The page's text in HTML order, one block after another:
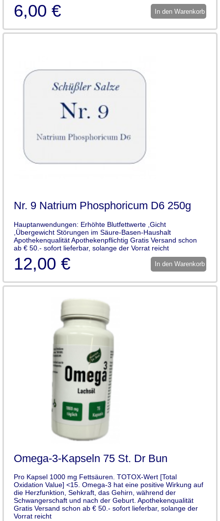
6,00 € In den Warenkorb
Nr. 9 Natrium Phosphoricum D6 250g
Hauptanwendungen: Erhöhte Blutfettwerte ,Gicht
,Übergewicht Störungen im Säure-Basen-Haushalt
Apothekenqualität Apothekenpflichtig Gratis Versand schon
ab € 50.- sofort lieferbar, solange der Vorrat reicht
12,00 € In den Warenkorb
Omega-3-Kapseln 75 St. Dr Bun
Pro Kapsel 1000 mg Fettsäuren. TOTOX-Wert [Total
Oxidation Value] <15. Omega-3 hat eine positive Wirkung auf
die Herzfunktion, Sehkraft, das Gehirn, während der
Schwangerschaft und nach der Geburt. Apothekenqualität
Gratis Versand schon ab € 50.- sofort lieferbar, solange der
Vorrat reicht